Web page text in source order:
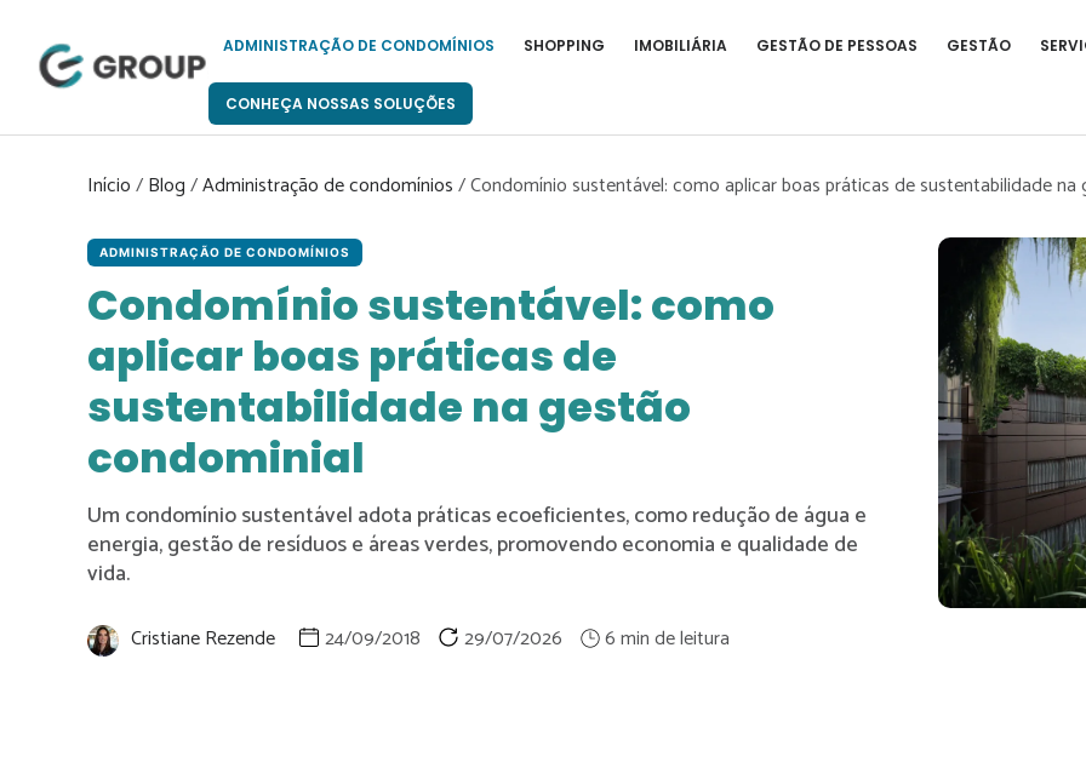
ADMINISTRAÇÃO DE CONDOMÍNIOS SHOPPING IMOBILIÁRIA GESTÃO DE PESSOAS GESTÃO
CONHEÇA NOSSAS SOLUÇÕES
Início/Blog/Administração de condomínios/Condomínio sustentável: como aplicar boas práticas de sustentabilidade
ADMINISTRAÇÃO DE CONDOMÍNIOS
Condomínio sustentável: como
aplicar boas práticas de
sustentabilidade na gestão
condominial
Um condomínio sustentável adota práticas ecoeficientes, como redução de água e
energia, gestão de resíduos e áreas verdes, promovendo economia e qualidade de
vida.
Cristiane Rezende 24/09/2018 29/07/2026